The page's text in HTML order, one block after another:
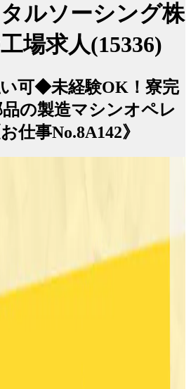
ルソーシング株
場求人(15336)
い可◆未経験OK！寮完
の製造マシンオペレ
仕事No.8A142》